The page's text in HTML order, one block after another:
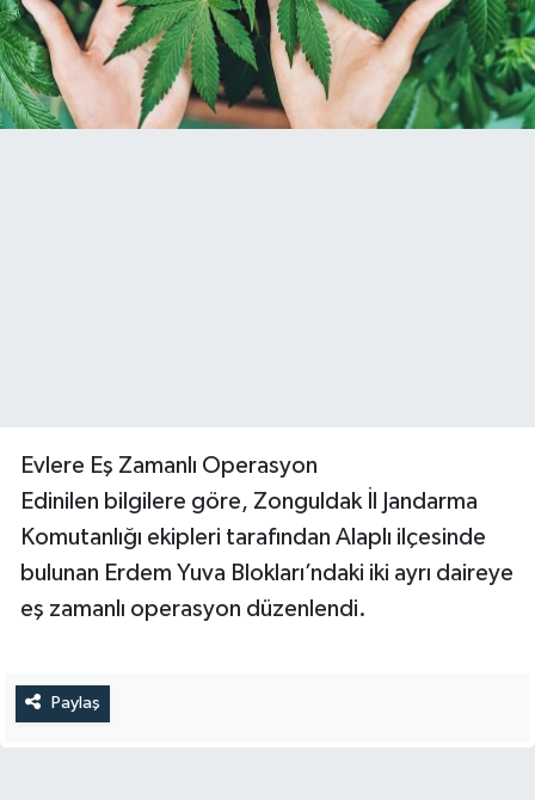
Evlere Eş Zamanlı Operasyon
Edinilen bilgilere göre, Zonguldak İl Jandarma
Komutanlığı ekipleri tarafından Alaplı ilçesinde
bulunan Erdem Yuva Blokları’ndaki iki ayrı daireye
eş zamanlı operasyon düzenlendi.
Paylaş